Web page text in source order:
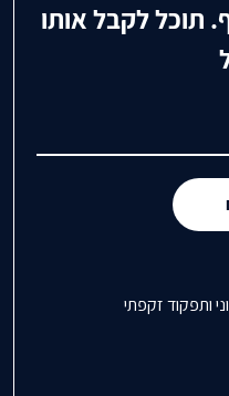
תוכל לקבל אותו
ותפקוד זקפתי